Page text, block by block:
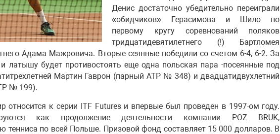
Денис достаточно убедительно переиграли
«обидчиков» Герасимова и Шило по
первому кругу соревнований поляков
тридцатидевятилетнего (!) Бартломея
Адама Мажровича. Вторые сеянные победили со счетом 6-4, 6-2. За
латышу будет противостоять еще одна польская пара -посеянные под
Мартин Гаврон (парный АТР № 348) и двадцатидвухлетний
№ 199).
относится к серии ITF Futures и впервые был проведен в 1997-ом году.
как продолжение деятельности компании POZ BRUK,
тенниса по всей Польше. Призовой фонд составляет 15 000 долларов. В